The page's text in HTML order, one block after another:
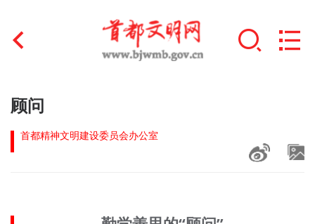
首页
文明创建
顾问
首都精神文明建设委员会办公室